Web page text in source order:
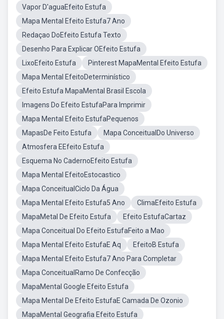
Vapor D'aguaEfeito Estufa
Mapa Mental Efeito Estufa7 Ano
Redaçao DoEfeito Estufa Texto
Desenho Para Explicar OEfeito Estufa
LixoEfeito Estufa
Pinterest MapaMental Efeito Estufa
Mapa Mental EfeitoDeterminístico
Efeito Estufa MapaMental Brasil Escola
Imagens Do Efeito EstufaPara Imprimir
Mapa Mental Efeito EstufaPequenos
MapasDe Feito Estufa
Mapa ConceitualDo Universo
Atmosfera EEfeito Estufa
Esquema No CadernoEfeito Estufa
Mapa Mental EfeitoEstocastico
Mapa ConceitualCiclo Da Água
Mapa Mental Efeito Estufa5 Ano
ClimaEfeito Estufa
MapaMetal De Efeito Estufa
Efeito EstufaCartaz
Mapa Conceitual Do Efeito EstufaFeito a Mao
Mapa Mental Efeito EstufaE Aq
EfeitoB Estufa
Mapa Mental Efeito Estufa7 Ano Para Completar
Mapa ConceitualRamo De Confecção
MapaMental Google Efeito Estufa
Mapa Mental De Efeito EstufaE Camada De Ozonio
MapaMental Geografia Efeito Estufa